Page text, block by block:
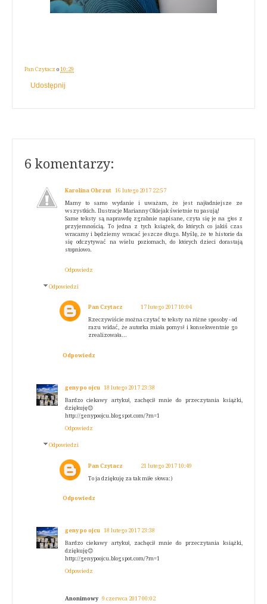
Pan Czytacz o 10:29
Udostępnij
6 komentarzy:
Karolina Obrzut 16 lutego 2017 22:57
Mamy to samo wydanie i uważam, że jest najładniejsze ze
wszystkich. Ilustracje Marianny Oklejak świetnie tu pasują!
Same teksty są naprawdę zgrabnie napisane, czyta się je na głos z
przyjemnością. To jedna z tych książek, do których co jakiś czas
wracamy i będziemy wracać jeszcze długo. Myślę, że te historie da
się odczytywać na wielu poziomach, do których dzieci dorastają
stopniowo.
Odpowiedz
Odpowiedzi
Pan Czytacz 17 lutego 2017 10:04
Rzeczywiście można czytać te teksty na różne sposoby - od
razu widać, że autorka miała pomysł i konsekwentnie go
zrealizowała...
Odpowiedz
geny po ojcu 18 lutego 2017 23:38
Bardzo ciekawy artykuł, zachęcił mnie do przeczytania książki,
dziękuję😊
http://genypoojcu.blogspot.com/?m=1
Odpowiedz
Odpowiedzi
Pan Czytacz 21 lutego 2017 10:49
To ja dziękuję za tak miłe słowa:)
Odpowiedz
geny po ojcu 18 lutego 2017 23:38
Bardzo ciekawy artykuł, zachęcił mnie do przeczytania książki,
dziękuję😊
http://genypoojcu.blogspot.com/?m=1
Odpowiedz
Anonimowy 9 czerwca 2017 00:02